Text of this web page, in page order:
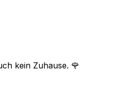
kein Zuhause. 🌹